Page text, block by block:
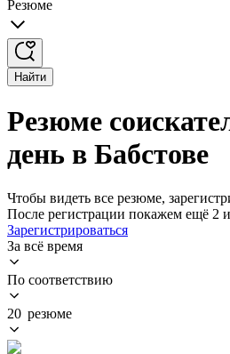
Резюме
Найти
Резюме
день в Бабстове
Чтобы видеть все резюме,
После регистрации покажем ещё 2
Зарегистрироваться
За всё время
По соответствию
20 резюме